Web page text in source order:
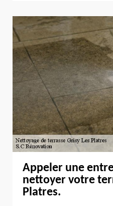
Appeler une
nettoyer votre
Platres.